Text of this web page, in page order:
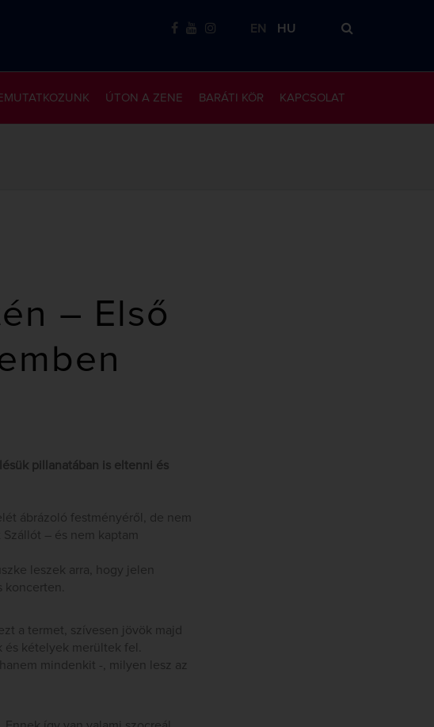
EN HU
KAPCSOLAT
BARÁTI KÖR
ÚTON A ZENE
– Első
pillanatában is eltenni és
ábrázoló festményéről, de nem
– és nem kaptam
leszek arra, hogy jelen
a termet, szívesen jövök majd
kételyek merültek fel.
mindenkit -, milyen lesz az